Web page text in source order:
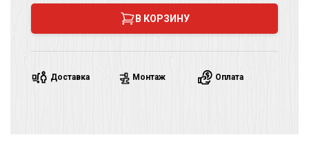
В КОРЗИНУ
Доставка Монтаж Оплата